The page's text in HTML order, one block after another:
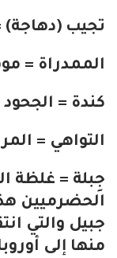
تجيب (دهاجة)
الممدراة =
كندة = الجحود
التواهي =
جِبلة = غلظة
الحضرميين
جبيل والتي